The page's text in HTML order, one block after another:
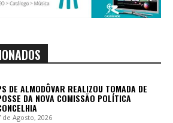
DE ALMODÔVAR REALIZOU TOMADA DE
DA NOVA COMISSÃO POLÍTICA
de Agosto, 2026